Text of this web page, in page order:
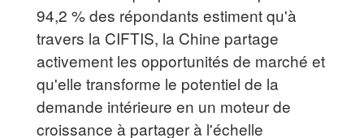
94,2 % des répondants estiment qu'à
travers la CIFTIS, la Chine partage
activement les opportunités de marché et
qu'elle transforme le potentiel de la
demande intérieure en un moteur de
croissance à partager à l'échelle